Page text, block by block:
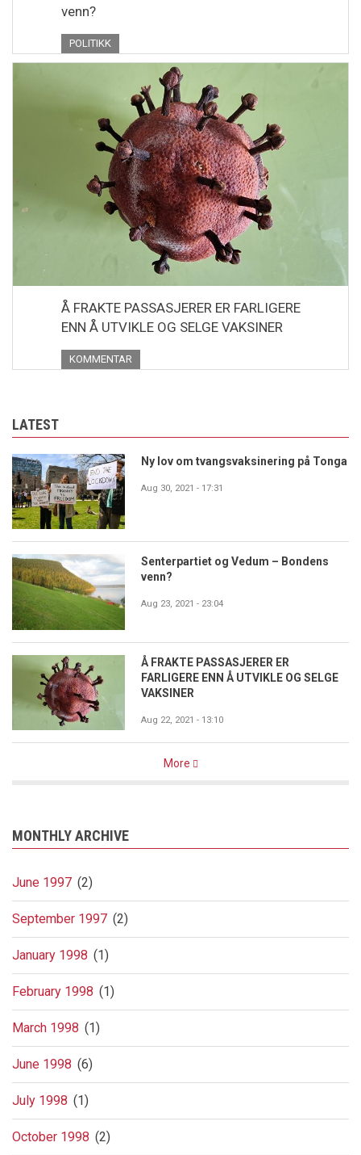
venn?
POLITIKK
Å FRAKTE PASSASJERER ER FARLIGERE
ENN Å UTVIKLE OG SELGE VAKSINER
KOMMENTAR
LATEST
Ny lov om tvangsvaksinering på Tonga
Aug 30, 2021 - 17:31
Senterpartiet og Vedum – Bondens
venn?
Aug 23, 2021 - 23:04
Å FRAKTE PASSASJERER ER
FARLIGERE ENN Å UTVIKLE OG SELGE
VAKSINER
Aug 22, 2021 - 13:10
More
MONTHLY ARCHIVE
June 1997 (2)
September 1997 (2)
January 1998 (1)
February 1998 (1)
March 1998 (1)
June 1998 (6)
July 1998 (1)
October 1998 (2)